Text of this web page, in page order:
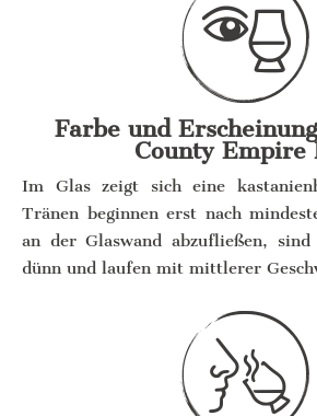
Farbe und
County Empire
Im Glas zeigt sich eine
Tränen beginnen erst nach
an der Glaswand abzufließen,
dünn und laufen mit mittlerer